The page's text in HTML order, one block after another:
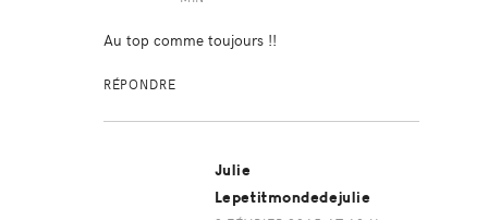
Au top comme toujours !!
RÉPONDRE
Julie
Lepetitmondedejulie